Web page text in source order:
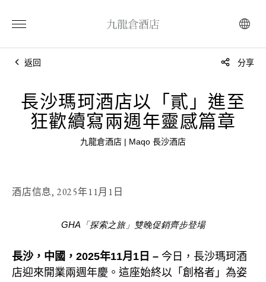
返回 分享
長沙瑪珂酒店以「貳」進至
狂歡續寫兩週年靈感篇章
九龍倉酒店 | Maqo 長沙酒店
酒店信息, 2025年11月1日
GHA「探索之旅」雙晚促銷齊步登場
長沙，中國，2025年11月1日 – 今日，長沙瑪珂酒
店迎來開業兩週年慶。這座始終以「創格者」為姿